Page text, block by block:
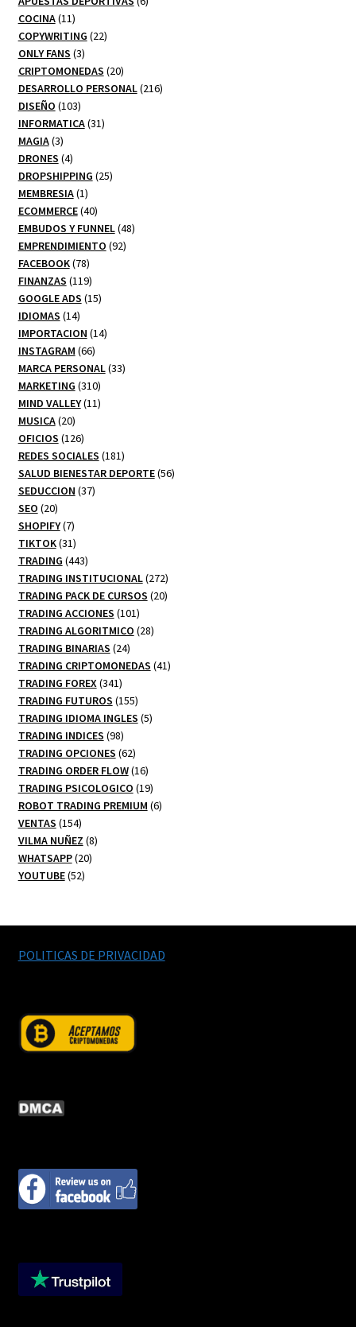
COCINA 1111
productos
COPYWRITING 2222
ONLY FANS 33
productos
CRIPTOMONEDAS 2020
productos
DESARROLLO PERSONAL 216216
DISEÑO 103103
productos
INFORMATICA 3131
MAGIA 33
productos
DRONES 44
productos
DROPSHIPPING 2525
MEMBRESIA 11
producto
ECOMMERCE 4040
productos
EMBUDOS Y FUNNEL 4848
EMPRENDIMIENTO 9292
FACEBOOK 7878
productos
FINANZAS 119119
productos
GOOGLE ADS 1515
IDIOMAS 1414
productos
IMPORTACION 1414
INSTAGRAM 6666
productos
MARCA PERSONAL 3333
MARKETING 310310
productos
MIND VALLEY 1111
MUSICA 2020
productos
OFICIOS 126126
productos
REDES SOCIALES 181181
productos
SALUD BIENESTAR DEPORTE 5656
SEDUCCION 3737
SEO 2020
productos
SHOPIFY 77
productos
TIKTOK 3131
productos
TRADING 443443
productos
TRADING INSTITUCIONAL 272272
productos
TRADING PACK DE CURSOS 2020
TRADING ACCIONES 101101
productos
TRADING ALGORITMICO 2828
TRADING BINARIAS 2424
productos
TRADING CRIPTOMONEDAS 4141
TRADING FOREX 341341
productos
TRADING FUTUROS 155155
productos
TRADING IDIOMA INGLES 55
TRADING INDICES 9898
productos
TRADING OPCIONES 6262
productos
TRADING ORDER FLOW 1616
productos
TRADING PSICOLOGICO 1919
productos
ROBOT TRADING PREMIUM 66
VENTAS 154154
productos
VILMA NUÑEZ 88
WHATSAPP 2020
YOUTUBE 5252
POLITICAS DE PRIVACIDAD